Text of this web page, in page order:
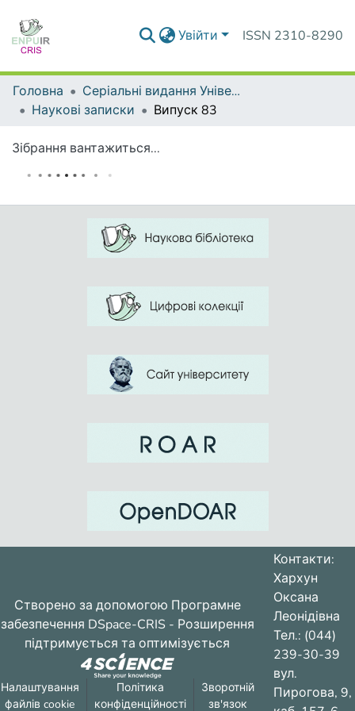
Увійти ISSN 2310-8290
Головна
Серіальні видання Університету
Наукові записки
Випуск 83
Зібрання вантажиться...
Створено за допомогою Програмне
забезпечення DSpace-CRIS - Розширення
підтримується та оптимізується
Налаштування
файлів cookie
Політика
конфіденційності
Зворотній
зв'язок
Контакти:
Хархун
Оксана
Леонідівна
Тел.: (044)
239-30-39
вул.
Пирогова, 9,